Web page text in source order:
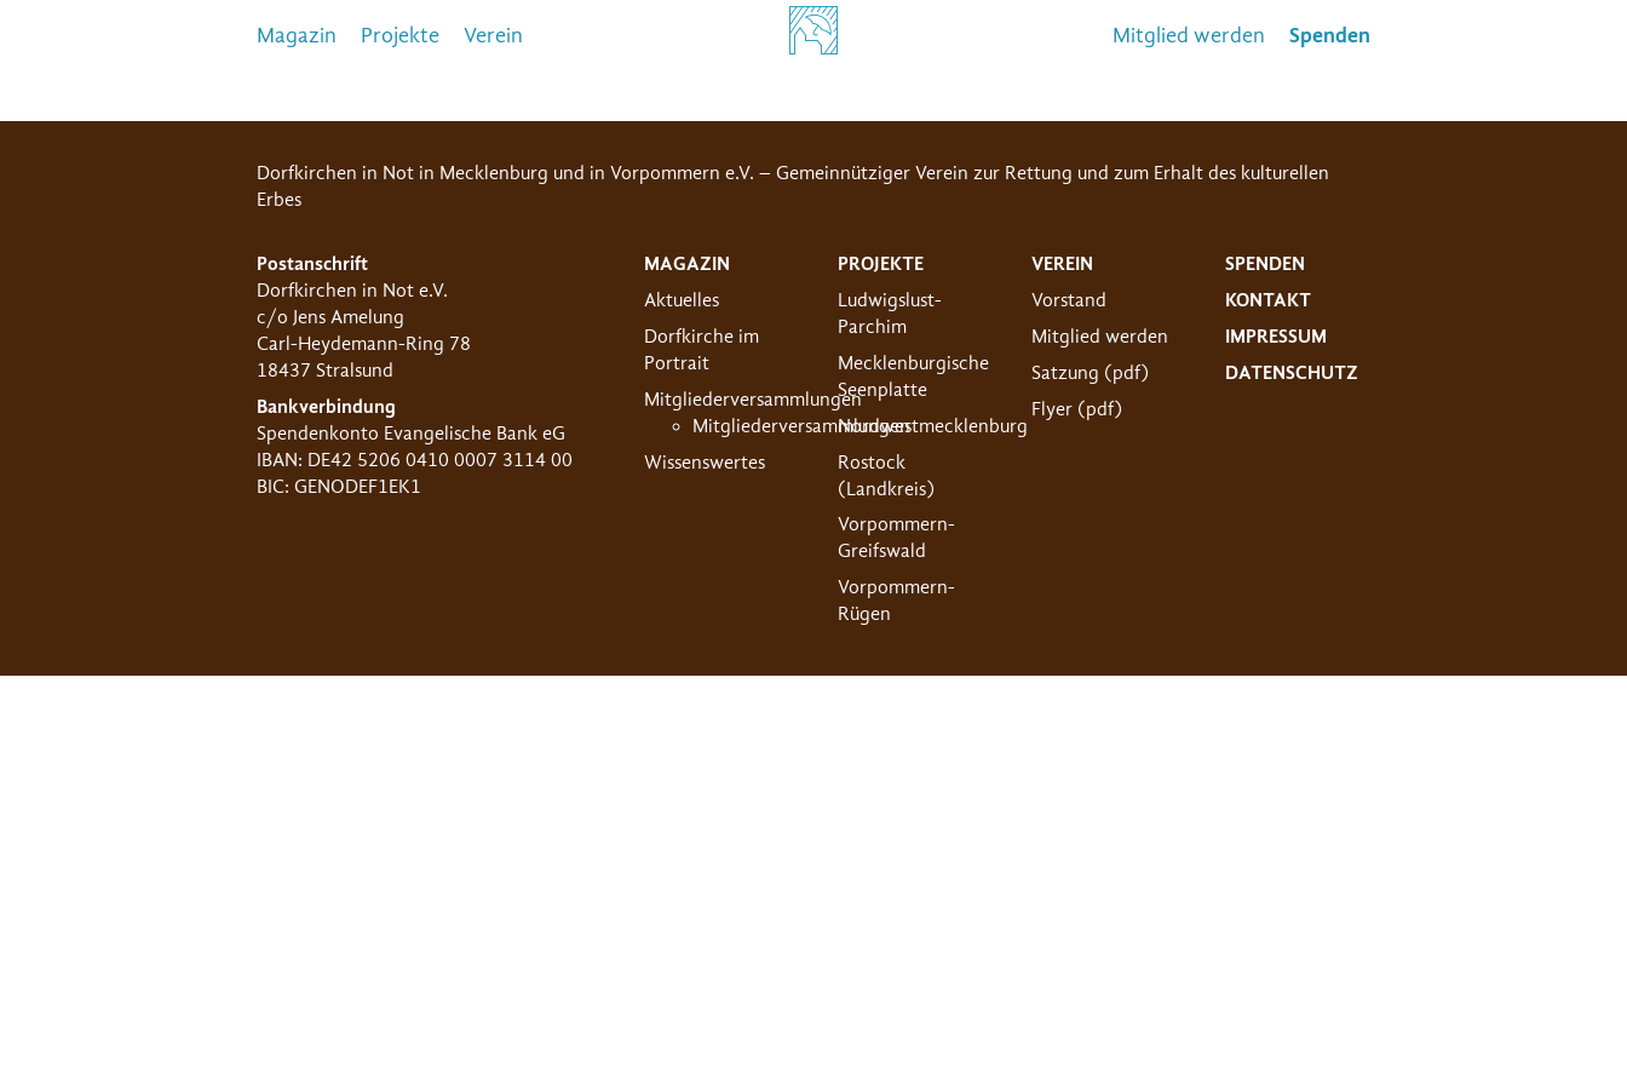
Magazin Projekte Verein Mitglied werden Spenden
Dorfkirchen in Not in Mecklenburg und in Vorpommern e.V. – Gemeinnütziger Verein zur Rettung und zum Erhalt des kulturellen
Erbes
Postanschrift
Dorfkirchen in Not e.V.
c/o Jens Amelung
Carl-Heydemann-Ring 78
18437 Stralsund
Bankverbindung
Spendenkonto Evangelische Bank eG
IBAN: DE42 5206 0410 0007 3114 00
BIC: GENODEF1EK1
MAGAZIN
Aktuelles
Dorfkirche im
Portrait
Mitgliederversammlungen
Mitgliederversammlungen
Wissenswertes
PROJEKTE
Ludwigslust-
Parchim
Mecklenburgische
Seenplatte
Nordwestmecklenburg
Rostock
(Landkreis)
Vorpommern-
Greifswald
Vorpommern-
Rügen
VEREIN
Vorstand
Mitglied werden
Satzung (pdf)
Flyer (pdf)
SPENDEN
KONTAKT
IMPRESSUM
DATENSCHUTZ